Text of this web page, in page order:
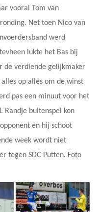
vooral Tom van
Net toen Nico van
werd
lukte het Bas bij
de verdiende gelijkmaker
alles op alles om de winst
pas een minuut voor het
Randje buitenspel kon
en hij schoot
week wordt niet
tegen SDC Putten. Foto